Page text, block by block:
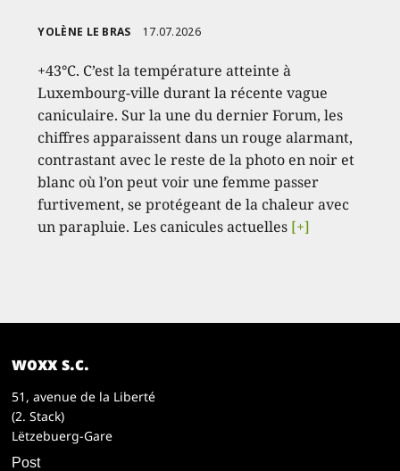
YOLÈNE LE BRAS 17.07.2026
+43°C. C’est la température atteinte à
Luxembourg-ville durant la récente vague
caniculaire. Sur la une du dernier Forum, les
chiffres apparaissent dans un rouge alarmant,
contrastant avec le reste de la photo en noir et
blanc où l’on peut voir une femme passer
furtivement, se protégeant de la chaleur avec
un parapluie. Les canicules actuelles [+]
woxx s.c.
51, avenue de la Liberté
(2. Stack)
Lëtzebuerg-Gare
Post